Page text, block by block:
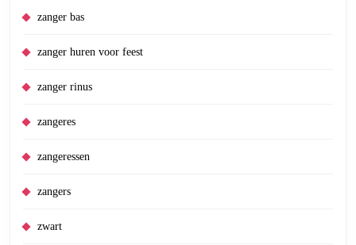
zanger bas
zanger huren voor feest
zanger rinus
zangeres
zangeressen
zangers
zwart